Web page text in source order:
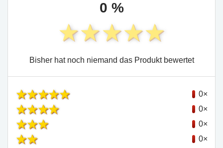
0 %
Bisher hat noch niemand das Produkt bewertet
0×
0×
0×
0×